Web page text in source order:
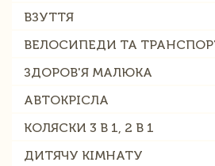
ВЗУТТЯ
ВЕЛОСИПЕДИ ТА
ЗДОРОВ'Я МАЛЮКА
АВТОКРІСЛА
КОЛЯСКИ 3 В 1, 2 В 1
ДИТЯЧУ КІМНАТУ